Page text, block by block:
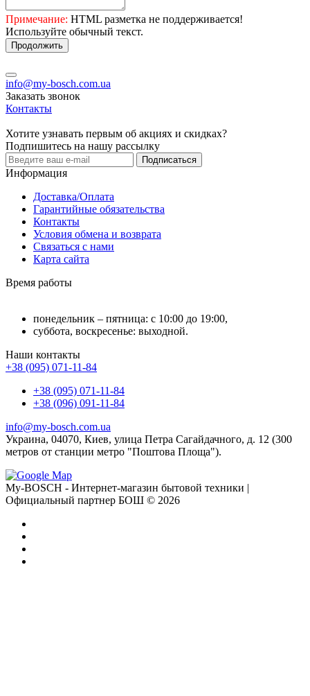
Примечание: HTML разметка не поддерживается!
Используйте обычный текст.
Продолжить
info@my-bosch.com.ua
Заказать звонок
Контакты
Хотите узнавать первым об акциях и скидках?
Подпишитесь на нашу рассылку
Подписаться
Информация
Доставка/Оплата
Гарантийные обязательства
Контакты
Условия обмена и возврата
Связаться с нами
Карта сайта
Время работы
понедельник – пятница: с 10:00 до 19:00,
суббота, воскресенье: выходной.
Наши контакты
+38 (095) 071-11-84
+38 (095) 071-11-84
+38 (096) 091-11-84
info@my-bosch.com.ua
Украина, 04070, Киев, улица Петра Сагайдачного, д. 12 (300
метров от станции метро "Поштова Площа").
My-BOSCH - Интернет-магазин бытовой техники |
Официальный партнер БОШ © 2026